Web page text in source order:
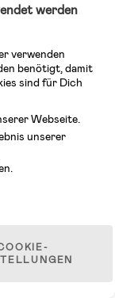
Babytrage 3D
werden
verwenden
benötigt, damit
sind für Dich
Webseite.
unserer